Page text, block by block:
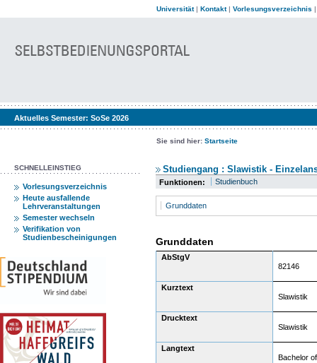
Universität| Kontakt| Vorlesungsverzeichnis
Aktuelles Semester: SoSe 2026
Sie sind hier: Startseite
SCHNELLEINSTIEG
Vorlesungsverzeichnis
Heute ausfallende
Lehrveranstaltungen
Semester wechseln
Verifikation von
Studienbescheinigungen
Studiengang : Slawistik -
Funktionen: Studienbuch
Grunddaten
Grunddaten
AbStgV
82146
Kurztext
Slawistik
Drucktext
Slawistik
Langtext
Bachelor